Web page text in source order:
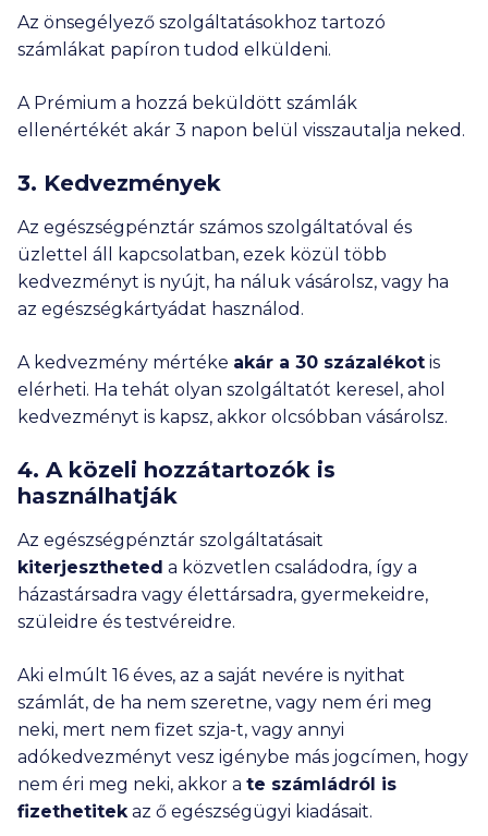
Az önsegélyező szolgáltatásokhoz tartozó
számlákat papíron tudod elküldeni.
A Prémium a hozzá beküldött számlák
ellenértékét akár 3 napon belül visszautalja neked.
3. Kedvezmények
Az egészségpénztár számos szolgáltatóval és
üzlettel áll kapcsolatban, ezek közül több
kedvezményt is nyújt, ha náluk vásárolsz, vagy ha
az egészségkártyádat használod.
A kedvezmény mértéke akár a 30 százalékot is
elérheti. Ha tehát olyan szolgáltatót keresel, ahol
kedvezményt is kapsz, akkor olcsóbban vásárolsz.
4. A közeli hozzátartozók is
használhatják
Az egészségpénztár szolgáltatásait
kiterjesztheted a közvetlen családodra, így a
házastársadra vagy élettársadra, gyermekeidre,
szüleidre és testvéreidre.
Aki elmúlt 16 éves, az a saját nevére is nyithat
számlát, de ha nem szeretne, vagy nem éri meg
neki, mert nem fizet szja-t, vagy annyi
adókedvezményt vesz igénybe más jogcímen, hogy
nem éri meg neki, akkor a te számládról is
fizethetitek az ő egészségügyi kiadásait.